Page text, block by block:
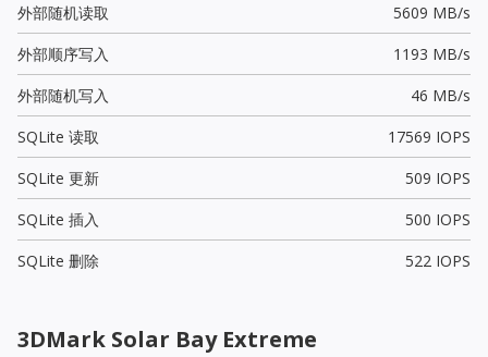
外部随机读取
5609 MB/s
外部顺序写入
1193 MB/s
外部随机写入
46 MB/s
SQLite 读取
17569 IOPS
SQLite 更新
509 IOPS
SQLite 插入
500 IOPS
SQLite 删除
522 IOPS
3DMark Solar Bay Extreme